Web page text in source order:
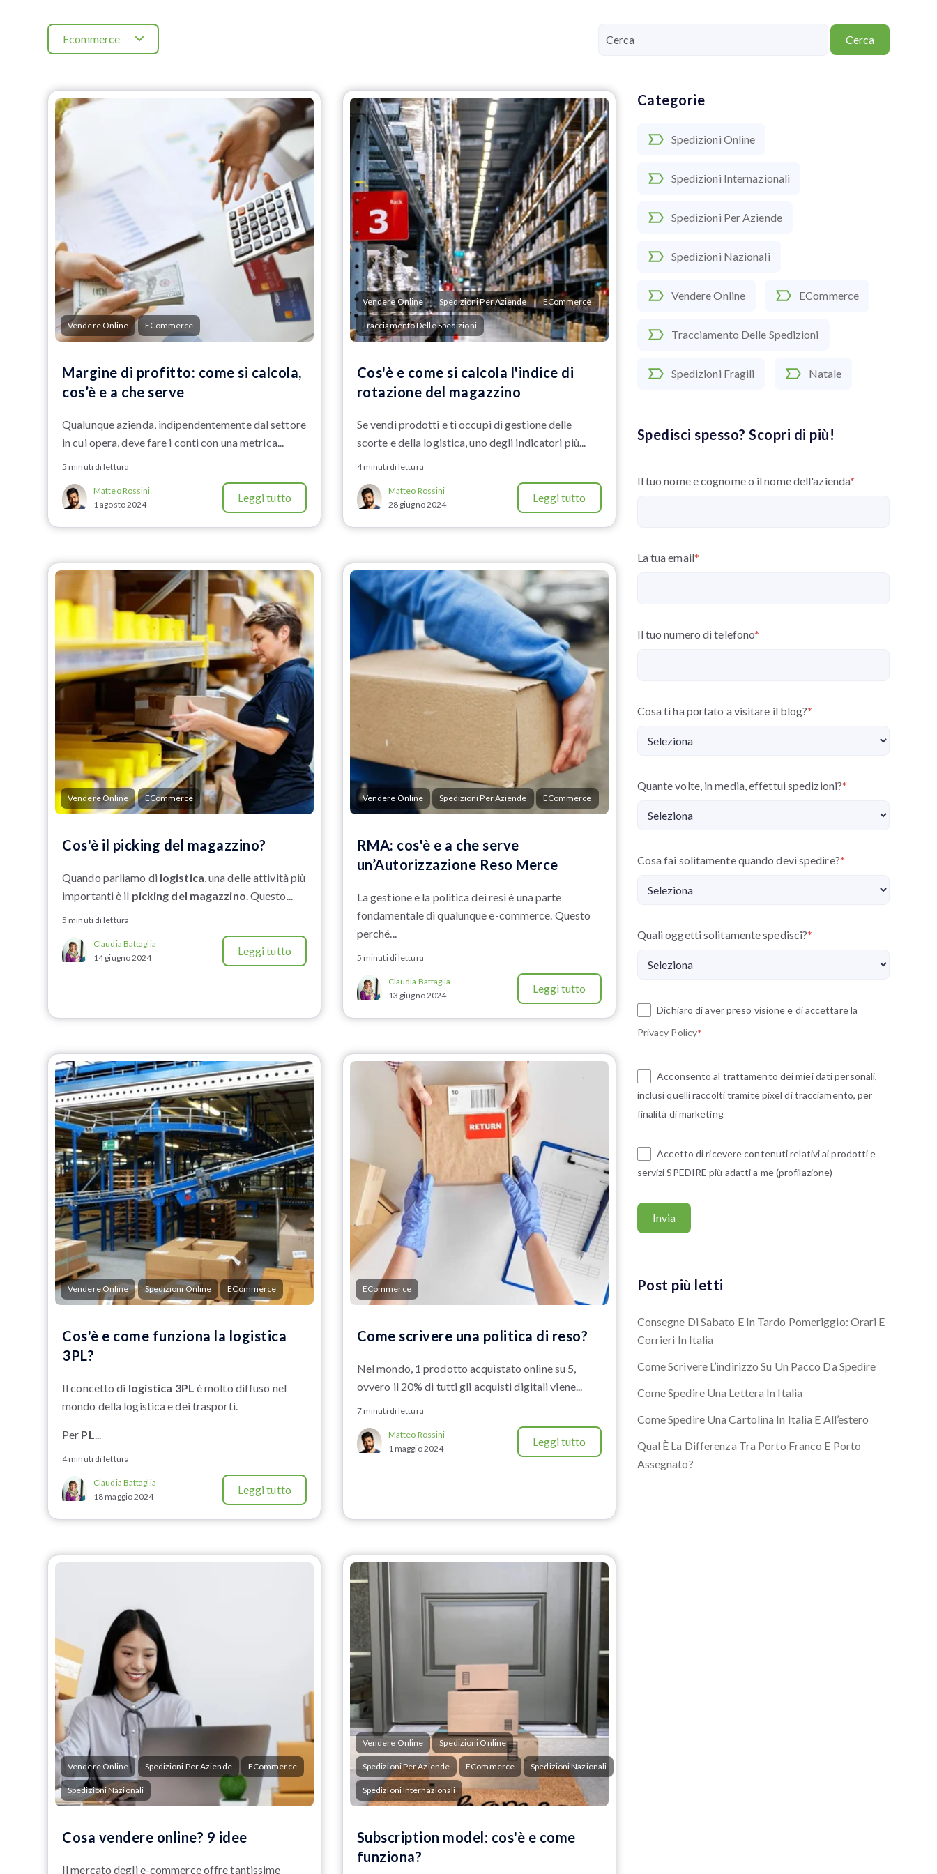
Ecommerce Cerca
Categorie
Spedizioni Online
Spedizioni Internazionali
Spedizioni Per Aziende
Spedizioni Nazionali
Vendere Online ECommerce
Tracciamento Delle Spedizioni
Spedizioni Fragili Natale
Spedisci spesso? Scopri di più!
Il tuo nome e cognome o il nome dell'azienda*
La tua email*
Il tuo numero di telefono*
Cosa ti ha portato a visitare il blog?*
Quante volte, in media, effettui spedizioni?*
Cosa fai solitamente quando devi spedire?*
Quali oggetti solitamente spedisci?*
Dichiaro di aver preso visione e di accettare la
Privacy Policy*
Acconsento al trattamento dei miei dati personali,
inclusi quelli raccolti tramite pixel di tracciamento, per
finalità di marketing
Accetto di ricevere contenuti relativi ai prodotti e
servizi SPEDIRE più adatti a me (profilazione)
Post più letti
Consegne Di Sabato E In Tardo Pomeriggio: Orari E
Corrieri In Italia
Come Scrivere L’indirizzo Su Un Pacco Da Spedire
Come Spedire Una Lettera In Italia
Come Spedire Una Cartolina In Italia E All’estero
Qual È La Differenza Tra Porto Franco E Porto
Assegnato?
Vendere Online ECommerce
Margine di profitto: come si calcola,
cos’è e a che serve
Qualunque azienda, indipendentemente dal settore
in cui opera, deve fare i conti con una metrica...
5 minuti di lettura
Matteo Rossini
1 agosto 2024
Leggi tutto
Vendere Online Spedizioni Per Aziende ECommerce
Tracciamento Delle Spedizioni
Cos'è e come si calcola l'indice di
rotazione del magazzino
Se vendi prodotti e ti occupi di gestione delle
scorte e della logistica, uno degli indicatori più...
4 minuti di lettura
Matteo Rossini
28 giugno 2024
Leggi tutto
Vendere Online ECommerce
Cos'è il picking del magazzino?
Quando parliamo dilogistica, una delle attività più
importanti è il picking del magazzino. Questo...
5 minuti di lettura
Claudia Battaglia
14 giugno 2024
Leggi tutto
Vendere Online Spedizioni Per Aziende ECommerce
RMA: cos'è e a che serve
un’Autorizzazione Reso Merce
La gestione e la politica dei resi è una parte
fondamentale di qualunque e-commerce. Questo
perché...
5 minuti di lettura
Claudia Battaglia
13 giugno 2024
Leggi tutto
Vendere Online Spedizioni Online ECommerce
Cos'è e come funziona la logistica
3PL?
Il concetto di logistica 3PL è molto diffuso nel
mondo della logistica e dei trasporti.
Per PL...
4 minuti di lettura
Claudia Battaglia
18 maggio 2024
Leggi tutto
ECommerce
Come scrivere una politica di reso?
Nel mondo, 1 prodotto acquistato online su 5,
ovvero il 20% di tutti gli acquisti digitali viene...
7 minuti di lettura
Matteo Rossini
1 maggio 2024
Leggi tutto
Vendere Online Spedizioni Per Aziende ECommerce
Spedizioni Nazionali
Cosa vendere online? 9 idee
Il mercato degli e-commerce offre tantissime
Vendere Online Spedizioni Online
Spedizioni Per Aziende ECommerce Spedizioni Nazionali
Spedizioni Internazionali
Subscription model: cos'è e come
funziona?